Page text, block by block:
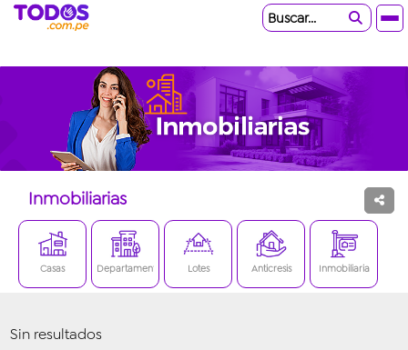
Buscar...
Inmobiliarias
Casas Departamentos Lotes Anticresis Inmobiliaria
Sin resultados